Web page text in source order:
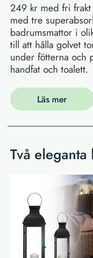
249 kr med fri
med tre
badrumsmattor i
till att hålla golvet
under fötterna och
handfat och toalett.
Läs mer
Två